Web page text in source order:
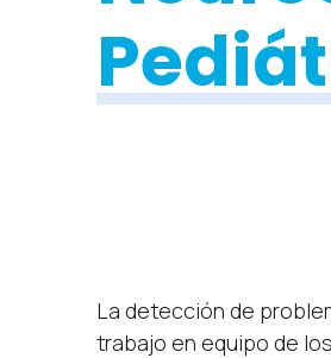
La detección de
trabajo en equipo de